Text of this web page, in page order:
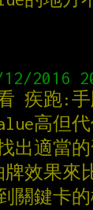
疾跑:
高但
出適當
效果來
關鍵卡